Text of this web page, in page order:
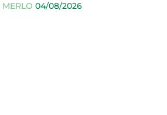
MERLO 04/08/2026